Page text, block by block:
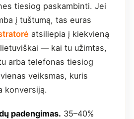
tiesiog paskambinti. Jei
į tuštumą, tas euras
atsiliepia į kiekvieną
— kai tu užimtas,
arba telefonas tiesiog
veiksmas, kuris
konversiją.
padengimas. 35–40%